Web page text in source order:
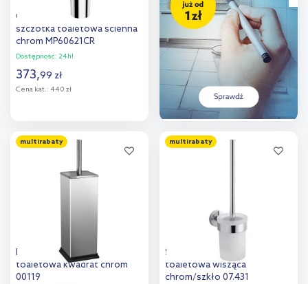
Omnires Modern Project
szczotka toaletowa ścienna
chrom MP60621CR
Dostępność: 24h!
373,99 zł
Cena kat.: 440 zł
Dodaj do
porównania
multirabaty
Bisk Niagara szczotka
toaletowa kwadrat chrom
00119
multirabaty
Stella Classic szczotka
toaletowa wisząca
chrom/szkło 07.431